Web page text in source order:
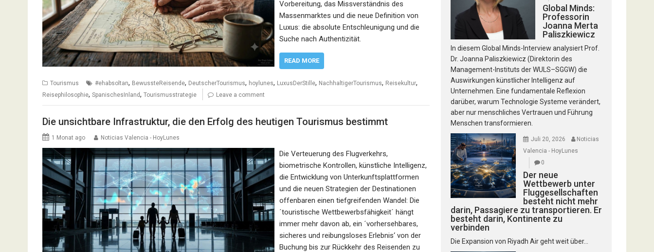
Vorbereitung, das Missverständnis des
Massenmarktes und die neue Definition von
Luxus: die absolute Entschleunigung und die
Suche nach Authentizität.
READ MORE
Tourismus #ehabsoltan, BewussteReisende, DeutscherTourismus, hoylunes, LuxusDerStille, NachhaltigerTourismus, Reisekultur,
Reisephilosophie, SpanischesInland, Tourismusstrategie Leave a comment
Die unsichtbare Infrastruktur, die den Erfolg des heutigen Tourismus bestimmt
1 Monat ago Noticias Valencia - HoyLunes
Die Verteuerung des Flugverkehrs,
biometrische Kontrollen, künstliche Intelligenz,
die Entwicklung von Unterkunftsplattformen
und die neuen Strategien der Destinationen
offenbaren einen tiefgreifenden Wandel: Die
´touristische Wettbewerbsfähigkeit´ hängt
immer mehr davon ab, ein ´vorhersehbares,
sicheres und reibungsloses Erlebnis‘ von der
Buchung bis zur Rückkehr des Reisenden zu
Global Minds:
Professorin
Joanna Merta
Paliszkiewicz
In diesem Global Minds-Interview analysiert Prof.
Dr. Joanna Paliszkiewicz (Direktorin des
Management-Instituts der WULS–SGGW) die
Auswirkungen künstlicher Intelligenz auf
Unternehmen. Eine fundamentale Reflexion
darüber, warum Technologie Systeme verändert,
aber nur menschliches Vertrauen und Führung
Menschen transformieren.
Juli 20, 2026
Noticias
Valencia - HoyLunes
0
Der neue
Wettbewerb unter
Fluggesellschaften
besteht nicht mehr
darin, Passagiere zu transportieren. Er
besteht darin, Kontinente zu
verbinden
Die Expansion von Riyadh Air geht weit über...